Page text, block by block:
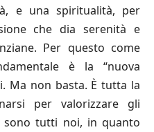
e una spiritualità, per
che dia serenità e
Per questo come
è la “nuova
Ma non basta. È tutta la
per valorizzare gli
sono tutti noi, in quanto